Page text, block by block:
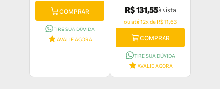
COMPRAR
TIRE SUA DÚVIDA
AVALIE AGORA
R$ 131,55à vista
ou até 12x de R$ 11,63
COMPRAR
TIRE SUA DÚVIDA
AVALIE AGORA